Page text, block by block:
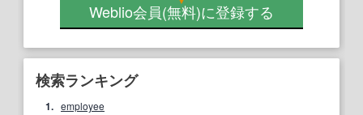
Weblio会員(無料)に登録する
検索ランキング
1. employee